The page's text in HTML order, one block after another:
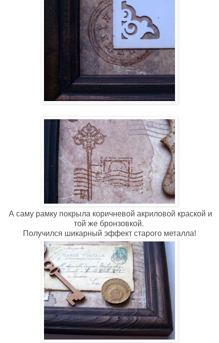
А саму рамку покрыла коричневой акриловой краской и
той же бронзовкой.
Получился шикарный эффект старого металла!